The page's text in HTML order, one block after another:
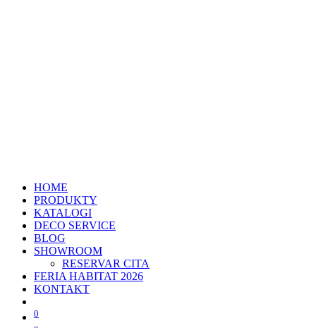
HOME
PRODUKTY
KATALOGI
DECO SERVICE
BLOG
SHOWROOM
RESERVAR CITA
FERIA HABITAT 2026
KONTAKT
0